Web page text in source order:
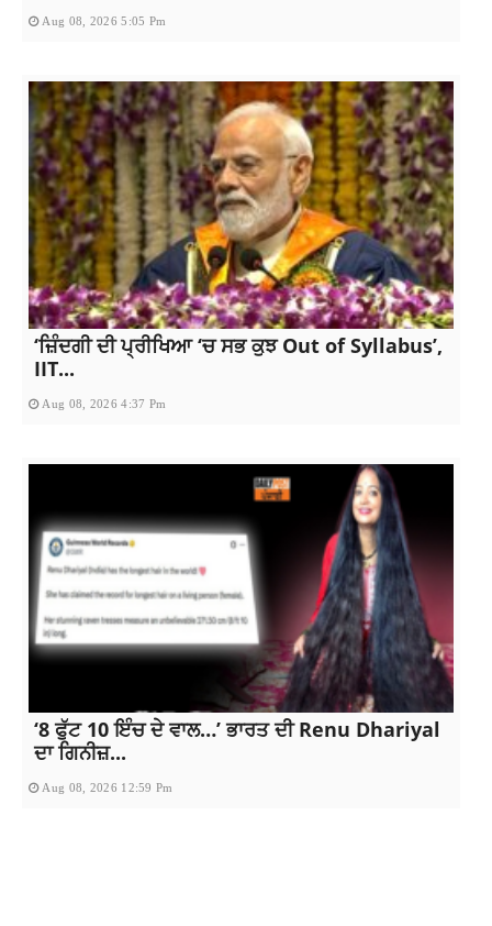
Aug 08, 2026 5:05 Pm
‘ਜ਼ਿੰਦਗੀ ਦੀ ਪ੍ਰੀਖਿਆ ‘ਚ ਸਭ ਕੁਝ Out of Syllabus’,
IIT...
Aug 08, 2026 4:37 Pm
‘8 ਫੁੱਟ 10 ਇੰਚ ਦੇ ਵਾਲ…’ ਭਾਰਤ ਦੀ Renu Dhariyal
ਦਾ ਗਿਨੀਜ਼...
Aug 08, 2026 12:59 Pm